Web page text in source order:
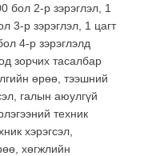
бол 2-р зэрэглэл, 1
3-р зэрэглэл, 1 цагт
4-р зэрэглэлд
зорчих тасалбар
өрөө, тээшний
галын аюулгүй
техник
хэрэгсэл,
хөгжлийн